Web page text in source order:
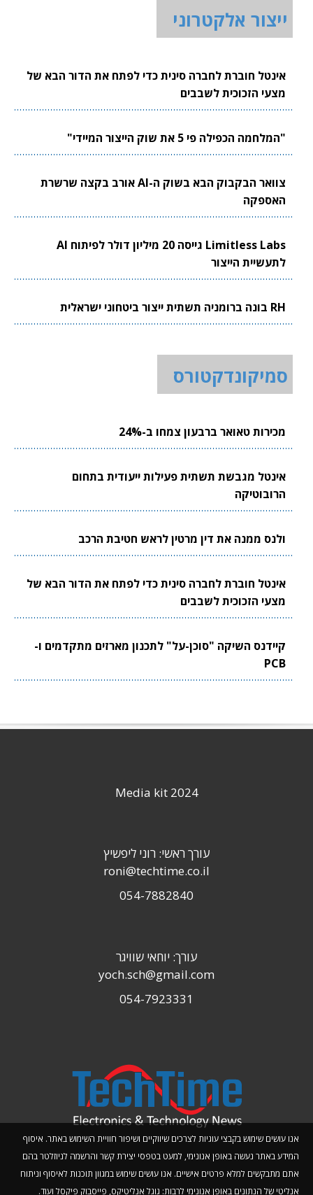
ייצור אלקטרוני
אינטל חוברת לחברה סינית כדי לפתח את הדור הבא של
מצעי הזכוכית לשבבים
"המלחמה הכפילה פי 5 את שוק הייצור המיידי"
צוואר הבקבוק הבא בשוק ה-AI אורב בקצה שרשרת
האספקה
Limitless Labs גייסה 20 מיליון דולר לפיתוח AI
לתעשיית הייצור
RH בונה ברומניה תשתית ייצור ביטחוני ישראלית
סמיקונדקטורס
מכירות טאואר ברבעון צמחו ב-24%
אינטל מגבשת תשתית פעילות ייעודית בתחום
הרובוטיקה
ולנס ממנה את דין מרטין לראש חטיבת הרכב
אינטל חוברת לחברה סינית כדי לפתח את הדור הבא של
מצעי הזכוכית לשבבים
קיידנס השיקה "סוכן-על" לתכנון מארזים מתקדמים ו-
PCB
אנו עושים שימוש בקבצי עוגיות לצרכים שיווקיים ושיפור חוויית השימוש באתר. איסוף
המידע באתר נעשה באופן אנונימי, למעט בטפסי יצירת קשר והרשמה לניוזלטר בהם
אתם מתבקשים למלא פרטים אישיים. אנו עושים שימוש במגוון תוכנות לאיסוף וניתוח
אנליטי של הנתונים באופן אנונימי לרבות: גוגל אנליטיקס, פייסבוק פיקסל ועוד.
Media kit 2024
עורך ראשי: רוני ליפשיץ
roni@techtime.co.il
054-7882840
עורך: יוחאי שוויגר
yoch.sch@gmail.com
054-7923331